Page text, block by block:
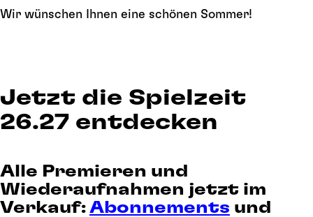
Wir wünschen Ihnen eine schönen Sommer!
Jetzt die Spielzeit
26.27 entdecken
Alle Premieren und
Wiederaufnahmen jetzt im
Verkauf: Abonnements und